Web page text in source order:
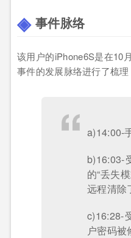
事件脉络
该用户的iPhone6S是在10
事件的发展脉络进行了梳理
a)14:00-
b)16:03-
的“丢失
远程清除
c)16:28-
户密码被